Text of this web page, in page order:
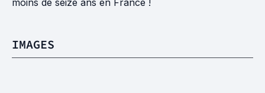
moins de seize ans en France !
IMAGES